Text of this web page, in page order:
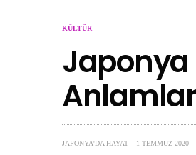
KÜLTÜR
Japonya
JAPONYA'DA HAYAT 1 TEMMUZ 2020